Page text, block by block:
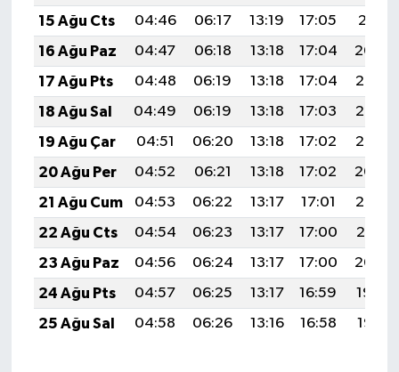
15 Ağu Cts
04:46 06:17 13:19 17:05
20:11
16 Ağu Paz
04:47 06:18 13:18 17:04
20:09
17 Ağu Pts
04:48 06:19 13:18 17:04
20:08
18 Ağu Sal
04:49 06:19 13:18 17:03
20:07
19 Ağu Çar
04:51 06:20 13:18 17:02
20:05
20 Ağu Per
04:52 06:21 13:18 17:02
20:04
21 Ağu Cum
04:53 06:22 13:17 17:01
20:03
22 Ağu Cts
04:54 06:23 13:17 17:00
20:01
23 Ağu Paz
04:56 06:24 13:17 17:00
20:00
24 Ağu Pts
04:57 06:25 13:17 16:59
19:59
25 Ağu Sal
04:58 06:26 13:16 16:58 19:57